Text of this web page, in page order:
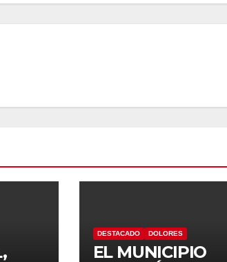
DESTACADO DOLORES
EL MUNICIPIO